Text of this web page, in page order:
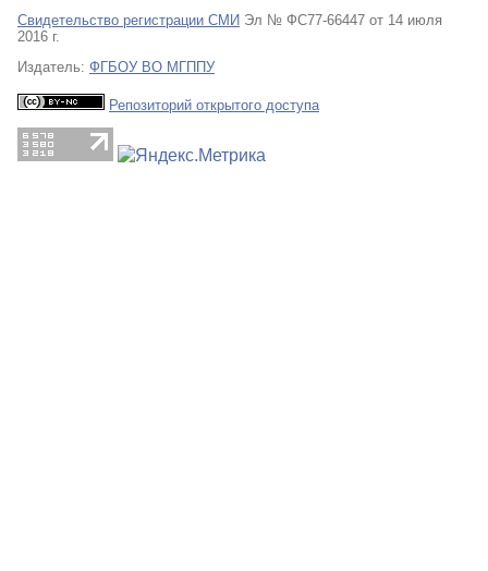
Свидетельство регистрации СМИ Эл № ФС77-66447 от 14 июля
2016 г.
Издатель: ФГБОУ ВО МГППУ
Репозиторий открытого доступа